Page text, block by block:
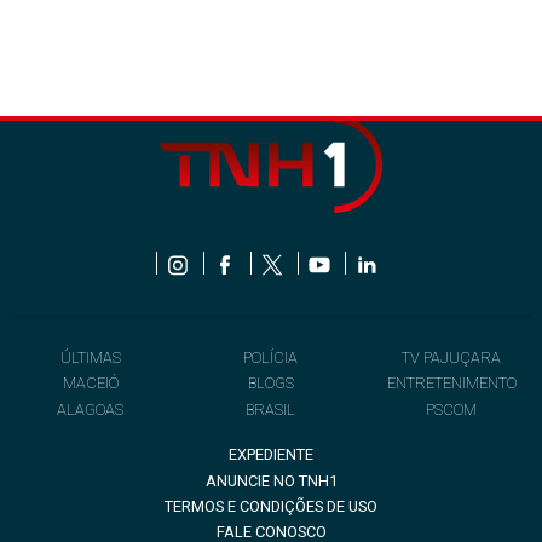
ÚLTIMAS
MACEIÓ
ALAGOAS
POLÍCIA
BLOGS
BRASIL
TV PAJUÇARA
ENTRETENIMENTO
PSCOM
EXPEDIENTE
ANUNCIE NO TNH1
TERMOS E CONDIÇÕES DE USO
FALE CONOSCO